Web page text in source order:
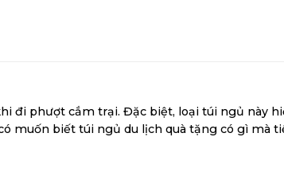
phượt cắm trại. Đặc biệt, loại túi ngủ này
muốn biết túi ngủ du lịch quà tặng có gì mà